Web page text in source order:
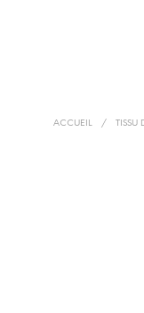
ACCUEIL / TISSU